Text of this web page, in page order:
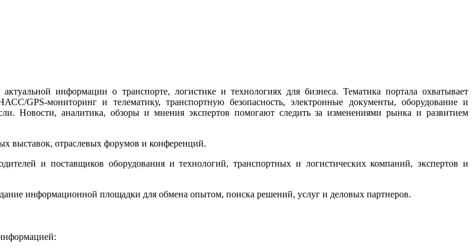
информации о транспорте, логистике и технологиях для бизнеса. Тематика портала охватывает
GPS-мониторинг и телематику, транспортную безопасность, электронные документы, оборудование и
Новости, аналитика, обзоры и мнения экспертов помогают следить за изменениями рынка и развитием
выставок, отраслевых форумов и конференций.
и поставщиков оборудования и технологий, транспортных и логистических компаний, экспертов и
информационной площадки для обмена опытом, поиска решений, услуг и деловых партнеров.